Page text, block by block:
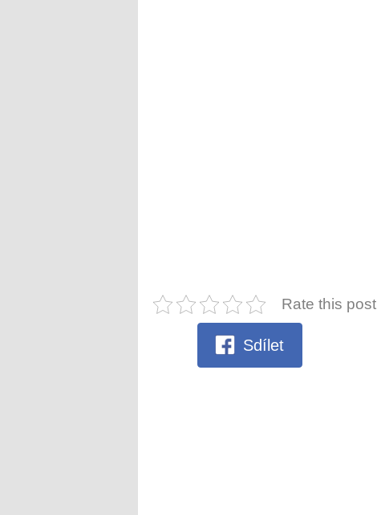
Rate this post
Sdílet